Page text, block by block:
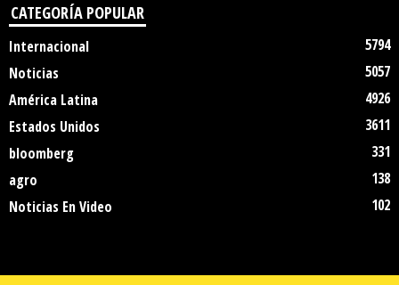
CATEGORÍA POPULAR
Internacional
5794
Noticias
5057
América Latina
4926
Estados Unidos
3611
bloomberg
331
agro
138
Noticias En Video
102